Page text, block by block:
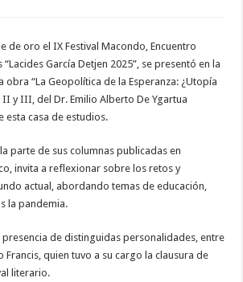
de oro el IX Festival Macondo, Encuentro
García Detjen 2025”, se presentó en la
obra “La Geopolítica de la Esperanza: ¿Utopía
y III, del Dr. Emilio Alberto De Ygartua
esta casa de estudios.
parte de sus columnas publicadas en
invita a reflexionar sobre los retos y
actual, abordando temas de educación,
la pandemia.
presencia de distinguidas personalidades, entre
Francis, quien tuvo a su cargo la clausura de
literario.